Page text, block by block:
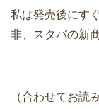
私は発売後にす
非、スタバの新
（合わせてお読